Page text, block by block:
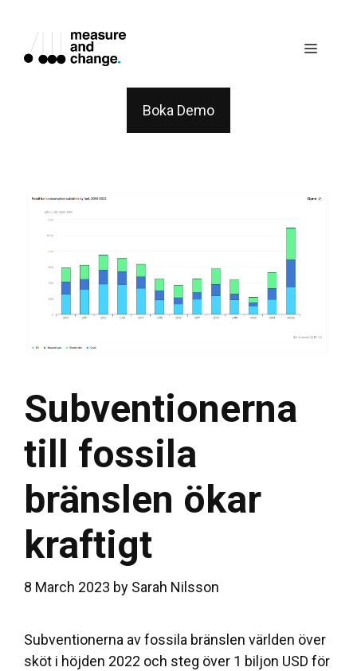
content
Menu
Boka Demo
Subventionerna
till fossila
bränslen ökar
kraftigt
8 March 2023 by Sarah Nilsson
Subventionerna av fossila bränslen världen över
sköt i höjden 2022 och steg över 1 biljon USD för